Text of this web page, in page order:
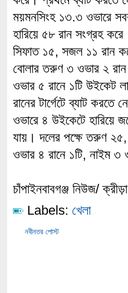
ময়মনসিংহ ১৩.৩ ওভারে
হারিয়ে ৫৮ রান সংগ্রহ
সিফাত ১৫, সজল ১১ রান
বোলার তরুণ ৩ ওভার ২
ওভার ৫ রানে ১টি উইকেট
রানের টার্গেটে ব্যাট করতে
ওভারে ৪ উইকেটে হারিয়ে
যায়। দলের পক্ষে তরুণ
ওভার ৪ রানে ১টি, নাইম
চাঁপাইনবাবগঞ্জ নিউজ/
Labels: খেলা
নবীনতর পোস্ট